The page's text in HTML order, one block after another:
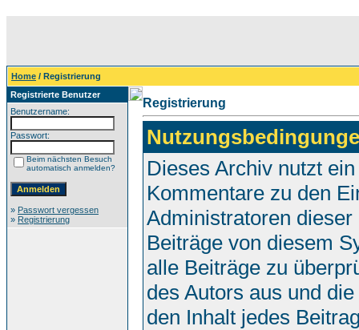
Home / Registrierung
Registrierte Benutzer
Benutzername:
Passwort:
Beim nächsten Besuch
automatisch anmelden?
» Passwort vergessen
» Registrierung
Registrierung
Dieses Archiv nutzt
Kommentare zu den
Administratoren
Beiträge von diesem
alle Beiträge zu
des Autors aus und
den Inhalt jedes